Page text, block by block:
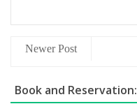
Newer Post
Book and Reservation: